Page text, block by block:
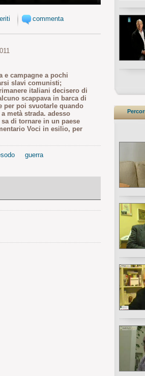
commenta
e campagne a pochi
slavi comunisti;
italiani decisero di
scappava in barca di
per poi svuotarle quando
metà strada. adesso
di tornare in un paese
Voci in esilio, per
guerra